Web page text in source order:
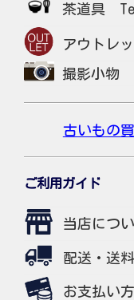
茶道具
アウトレ
撮影小物
古いもの
ご利用ガイド
当店につ
配送・送
お支払い